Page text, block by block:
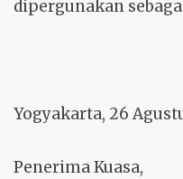
dipergunakan
Yogyakarta, 26
Penerima